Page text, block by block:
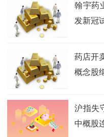
翰宇药
发新冠
药店开
概念股
沪指失
中概股